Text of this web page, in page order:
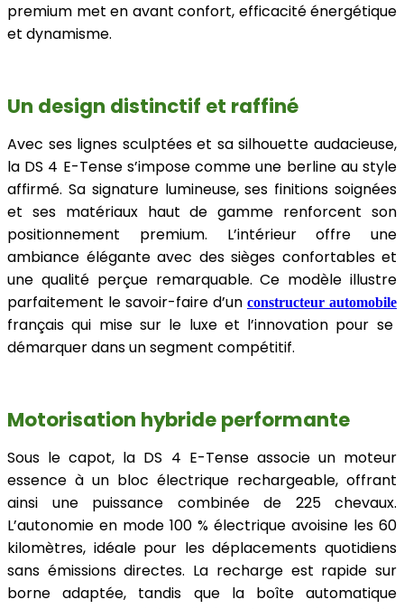
premium met en avant confort, efficacité énergétique
et dynamisme.
Un design distinctif et raffiné
Avec ses lignes sculptées et sa silhouette audacieuse,
la DS 4 E-Tense s’impose comme une berline au style
affirmé. Sa signature lumineuse, ses finitions soignées
et ses matériaux haut de gamme renforcent son
positionnement premium. L’intérieur offre une
ambiance élégante avec des sièges confortables et
une qualité perçue remarquable. Ce modèle illustre
parfaitement le savoir-faire d’un constructeur automobile
français qui mise sur le luxe et l’innovation pour se
démarquer dans un segment compétitif.
Motorisation hybride performante
Sous le capot, la DS 4 E-Tense associe un moteur
essence à un bloc électrique rechargeable, offrant
ainsi une puissance combinée de 225 chevaux.
L’autonomie en mode 100 % électrique avoisine les 60
kilomètres, idéale pour les déplacements quotidiens
sans émissions directes. La recharge est rapide sur
borne adaptée, tandis que la boîte automatique